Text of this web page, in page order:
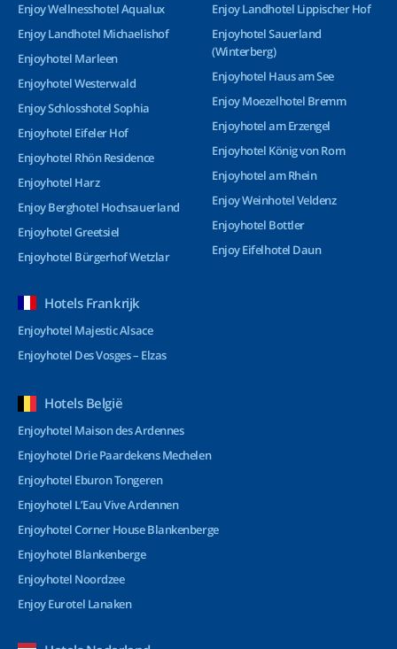
Enjoy Wellnesshotel Aqualux
Enjoy Landhotel Michaelishof
Enjoyhotel Marleen
Enjoyhotel Westerwald
Enjoy Schlosshotel Sophia
Enjoyhotel Eifeler Hof
Enjoyhotel Rhön Residence
Enjoyhotel Harz
Enjoy Berghotel Hochsauerland
Enjoyhotel Greetsiel
Enjoyhotel Bürgerhof Wetzlar
Enjoy Landhotel Lippischer Hof
Enjoyhotel Sauerland
(Winterberg)
Enjoyhotel Haus am See
Enjoy Moezelhotel Bremm
Enjoyhotel am Erzengel
Enjoyhotel König von Rom
Enjoyhotel am Rhein
Enjoy Weinhotel Veldenz
Enjoyhotel Bottler
Enjoy Eifelhotel Daun
Hotels Frankrijk
Enjoyhotel Majestic Alsace
Enjoyhotel Des Vosges – Elzas
Hotels België
Enjoyhotel Maison des Ardennes
Enjoyhotel Drie Paardekens Mechelen
Enjoyhotel Eburon Tongeren
Enjoyhotel L’Eau Vive Ardennen
Enjoyhotel Corner House Blankenberge
Enjoyhotel Blankenberge
Enjoyhotel Noordzee
Enjoy Eurotel Lanaken